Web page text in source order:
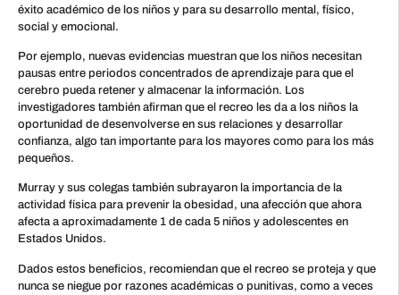
éxito académico de los niños y para su desarrollo mental, físico,
social y emocional.
Por ejemplo, nuevas evidencias muestran que los niños necesitan
pausas entre periodos concentrados de aprendizaje para que el
cerebro pueda retener y almacenar la información. Los
investigadores también afirman que el recreo les da a los niños la
oportunidad de desenvolverse en sus relaciones y desarrollar
confianza, algo tan importante para los mayores como para los más
pequeños.
Murray y sus colegas también subrayaron la importancia de la
actividad física para prevenir la obesidad, una afección que ahora
afecta a aproximadamente 1 de cada 5 niños y adolescentes en
Estados Unidos.
Dados estos beneficios, recomiendan que el recreo se proteja y que
nunca se niegue por razones académicas o punitivas, como a veces